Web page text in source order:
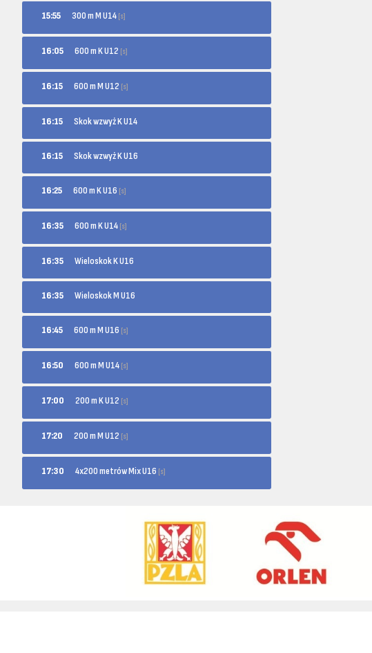
15:55 300 m M U14 [s]
16:05 600 m K U12 [s]
16:15 600 m M U12 [s]
16:15 Skok wzwyż K U14
16:15 Skok wzwyż K U16
16:25 600 m K U16 [s]
16:35 600 m K U14 [s]
16:35 Wieloskok K U16
16:35 Wieloskok M U16
16:45 600 m M U16 [s]
16:50 600 m M U14 [s]
17:00 200 m K U12 [s]
17:20 200 m M U12 [s]
17:30 4x200 metrów Mix U16 [s]